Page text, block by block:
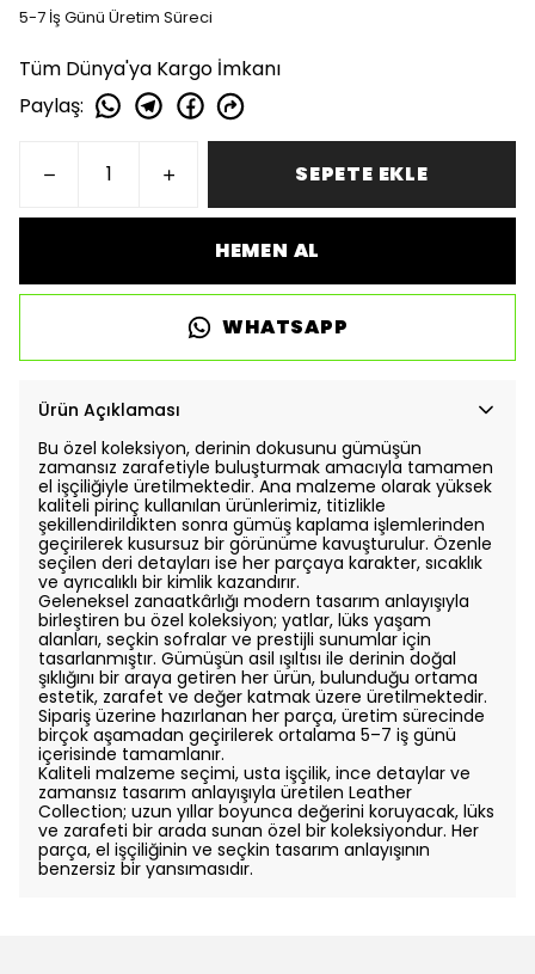
5-7 İş Günü Üretim Süreci
Tüm Dünya'ya Kargo İmkanı
Paylaş:
SEPETE EKLE
HEMEN AL
WHATSAPP
Ürün Açıklaması
Bu özel koleksiyon, derinin dokusunu gümüşün
zamansız zarafetiyle buluşturmak amacıyla tamamen
el işçiliğiyle üretilmektedir. Ana malzeme olarak yüksek
kaliteli pirinç kullanılan ürünlerimiz, titizlikle
şekillendirildikten sonra gümüş kaplama işlemlerinden
geçirilerek kusursuz bir görünüme kavuşturulur. Özenle
seçilen deri detayları ise her parçaya karakter, sıcaklık
ve ayrıcalıklı bir kimlik kazandırır.
Geleneksel zanaatkârlığı modern tasarım anlayışıyla
birleştiren bu özel koleksiyon; yatlar, lüks yaşam
alanları, seçkin sofralar ve prestijli sunumlar için
tasarlanmıştır. Gümüşün asil ışıltısı ile derinin doğal
şıklığını bir araya getiren her ürün, bulunduğu ortama
estetik, zarafet ve değer katmak üzere üretilmektedir.
Sipariş üzerine hazırlanan her parça, üretim sürecinde
birçok aşamadan geçirilerek ortalama 5–7 iş günü
içerisinde tamamlanır.
Kaliteli malzeme seçimi, usta işçilik, ince detaylar ve
zamansız tasarım anlayışıyla üretilen Leather
Collection; uzun yıllar boyunca değerini koruyacak, lüks
ve zarafeti bir arada sunan özel bir koleksiyondur. Her
parça, el işçiliğinin ve seçkin tasarım anlayışının
benzersiz bir yansımasıdır.